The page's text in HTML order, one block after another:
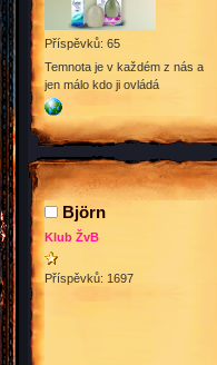
Příspěvků: 65
Temnota je v každém z nás a
jen málo kdo ji ovládá
Björn
Klub ŽvB
Příspěvků: 1697